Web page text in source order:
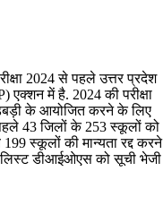
2024 से पहले उत्तर प्रदेश
एक्शन में है. 2024 की परीक्षा
के आयोजित करने के लिए
43 जिलों के 253 स्कूलों को
स्कूलों की मान्यता रद्द करने
लिस्ट डीआईओएस को सूची भेजी